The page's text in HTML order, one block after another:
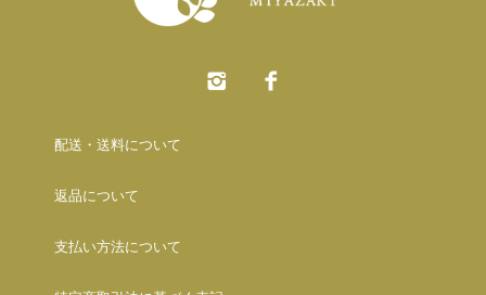
配送・送料について
返品について
支払い方法について